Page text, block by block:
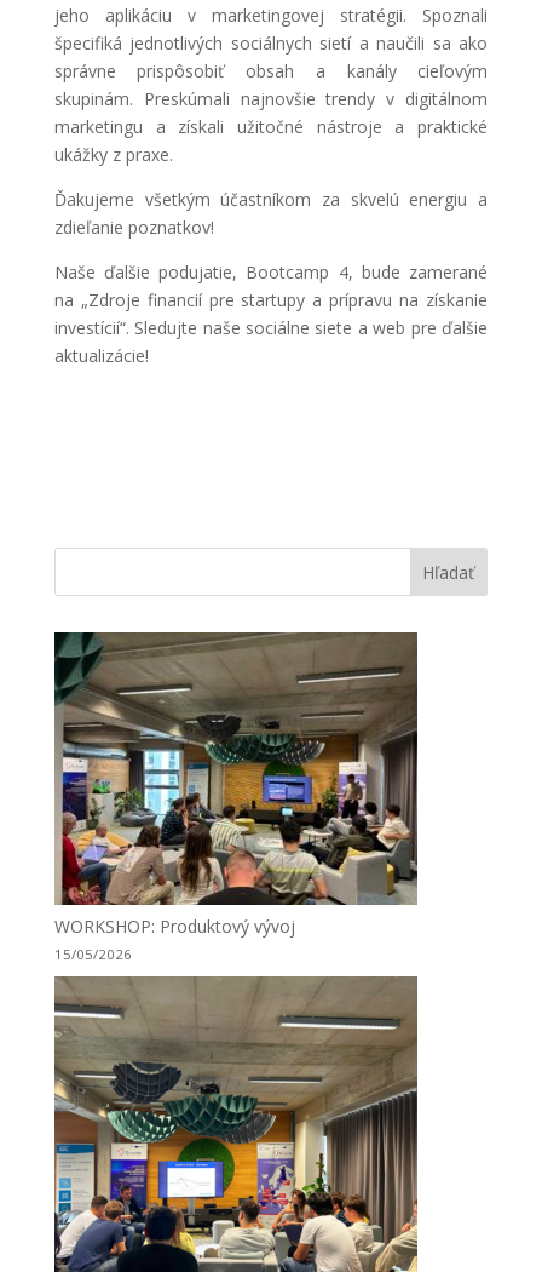
jeho aplikáciu v marketingovej stratégii. Spoznali
špecifiká jednotlivých sociálnych sietí a naučili sa ako
správne prispôsobiť obsah a kanály cieľovým
skupinám. Preskúmali najnovšie trendy v digitálnom
marketingu a získali užitočné nástroje a praktické
ukážky z praxe.
Ďakujeme všetkým účastníkom za skvelú energiu a
zdieľanie poznatkov!
Naše ďalšie podujatie, Bootcamp 4, bude zamerané
na „Zdroje financií pre startupy a prípravu na získanie
investícií“. Sledujte naše sociálne siete a web pre ďalšie
aktualizácie!
Hľadať
WORKSHOP: Produktový vývoj
15/05/2026